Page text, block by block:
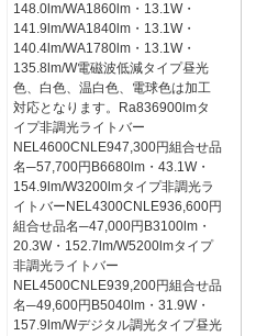
148.0lm/WA1860lm・13.1W・
141.9lm/WA1840lm・13.1W・
140.4lm/WA1780lm・13.1W・
135.8lm/W電磁波低減タイプ昼光
色、白色、温白色、電球色は加工
対応となります。Ra836900lmタ
イプ非調光ライトバー
NEL4600CNLE947,300円組合せ品
名─57,700円B6680lm・43.1W・
154.9lm/W3200lmタイプ非調光ラ
イトバーNEL4300CNLE936,600円
組合せ品名─47,000円B3100lm・
20.3W・152.7lm/W5200lmタイプ
非調光ライトバー
NEL4500CNLE939,200円組合せ品
名─49,600円B5040lm・31.9W・
157.9lm/Wデジタル調光タイプ昼光